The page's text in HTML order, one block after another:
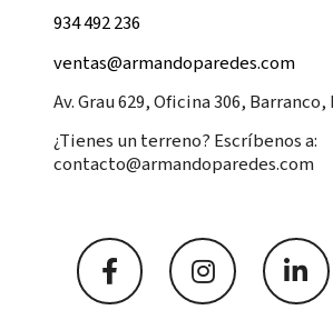
934 492 236
ventas@armandoparedes.com
Av. Grau 629, Oficina 306,
¿Tienes un terreno? Escríbenos a:
contacto@armandoparedes.com